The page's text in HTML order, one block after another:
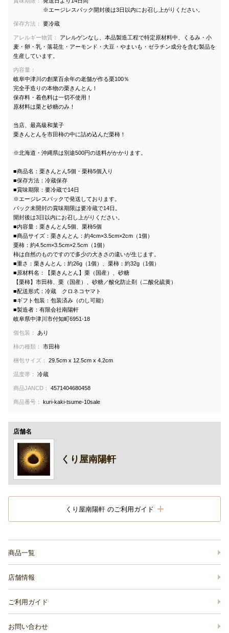
※エージレスパック開封後は3日以内にお召し上がりください。
保存方法： 要冷蔵
アレルギー物質：
アレルゲンなし、本品製造工程で特定原材料中、くるみ・小
麦・卵・乳・落花生・アーモンド・大豆・やまいも・ゼラチン成分を含む製品を
生産しています。
内容量：
岐阜中津川の創業百余年の老舗が作る栗100％
完全手造りの本物の栗きんとん！
保存料・着色料は一切不使用！
原材料は栗と砂糖のみ！
当店、最高級和菓子
栗きんとんを市田柿の中に詰め込んだ栗柿！
※北海道・沖縄県は別途500円の送料がかかります。
■商品名：栗きんとん5個・栗柿5個入り
■保存方法：冷蔵保存
■賞味期限：要冷蔵で14日
※エージレスパックで発送しております。
パック未開封の賞味期限は要冷蔵で14日。
開封後は3日以内にお召し上がりください。
■内容量：栗きんとん5個、栗柿5個
■商品サイズ：栗きんとん：約4cm×3.5cm×2cm（1個）
栗柿：約4.5cm×3.5cm×2.5cm（1個）
柿は自然のものですので多少の大きさの違いが生じます。
■重さ：栗きんとん：約26g（1個）、栗柿：約32g（1個）
■原材料名：【栗きんとん】栗（国産）、砂糖
【栗柿】市田柿、栗（国産）、砂糖／酸化防止剤（二酸化硫黄）
■配送形式：冷蔵 クロネコヤマト
■ギフト包装：包装済み（のし可能）
■製造者：有限会社南陽軒
岐阜県中津川市付知町6951-18
個包装： あり
柿の種類： 市田柿
梱包サイズ： 29.5cm x 12.5cm x 4.2cm
温度帯： 冷蔵
商品JANCD： 4571404680458
商品番号： kuri-kaki-tsume-10sale
店舗名
くり屋南陽軒
くり屋南陽軒 のご利用ガイド
商品一覧
店舗情報
ご利用ガイド
お問い合わせ